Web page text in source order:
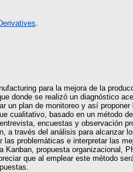
para la mejora de la
donde se realizó un diagnóstico
plan de monitoreo y así
cualitativo, basado en un método
encuestas y observación
través del análisis para alcanzar
problemáticas e interpretar las
propuesta organizacional,
que al emplear este método